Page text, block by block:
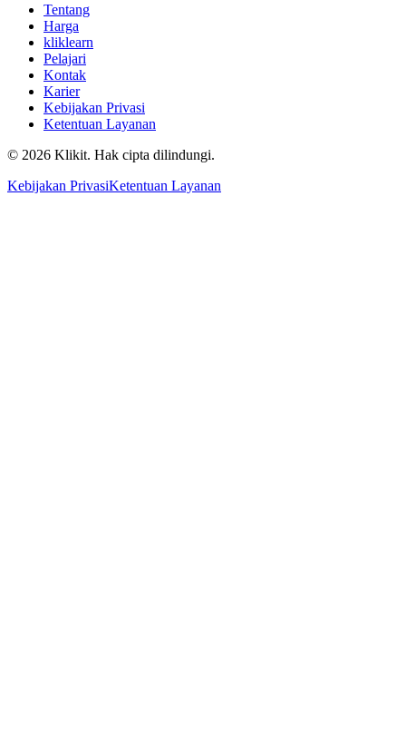
Tentang
Harga
kliklearn
Pelajari
Kontak
Karier
Kebijakan Privasi
Ketentuan Layanan
© 2026 Klikit. Hak cipta dilindungi.
Kebijakan PrivasiKetentuan Layanan